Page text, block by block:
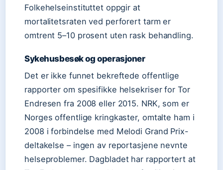
Folkehelseinstituttet oppgir at
mortalitetsraten ved perforert tarm er
omtrent 5–10 prosent uten rask behandling.
Sykehusbesøk og operasjoner
Det er ikke funnet bekreftede offentlige
rapporter om spesifikke helsekriser for Tor
Endresen fra 2008 eller 2015. NRK, som er
Norges offentlige kringkaster, omtalte ham i
2008 i forbindelse med Melodi Grand Prix-
deltakelse – ingen av reportasjene nevnte
helseproblemer. Dagbladet har rapportert at